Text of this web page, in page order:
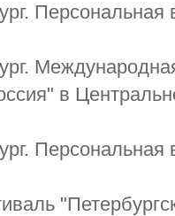
Персональная
в
Персональная